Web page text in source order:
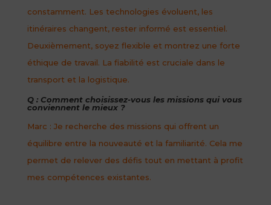
constamment. Les technologies évoluent, les
itinéraires changent, rester informé est essentiel.
Deuxièmement, soyez flexible et montrez une forte
éthique de travail. La fiabilité est cruciale dans le
transport et la logistique.
Q : Comment choisissez-vous les missions qui vous
conviennent le mieux ?
Marc : Je recherche des missions qui offrent un
équilibre entre la nouveauté et la familiarité. Cela me
permet de relever des défis tout en mettant à profit
mes compétences existantes.